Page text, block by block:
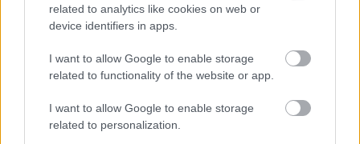
related to analytics like cookies on web or
device identifiers in apps.
I want to allow Google to enable storage
related to functionality of the website or app.
I want to allow Google to enable storage
related to personalization.
اپنے کھانوں میں کمچی شامل کرنے سے ان کا ذائقہ بہتر ہوجاتا
ہے۔ یہ اضافی کیلوریز کے بغیر اہم غذائی اجزاء بھی شامل کرتا
ہے۔ یہ ان لوگوں کے لیے ایک اچھا انتخاب بناتا ہے جو کم کھاتے